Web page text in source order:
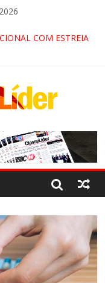
COM ESTREIA
BLOQUEADO NO FIM
NA RETA FINAL